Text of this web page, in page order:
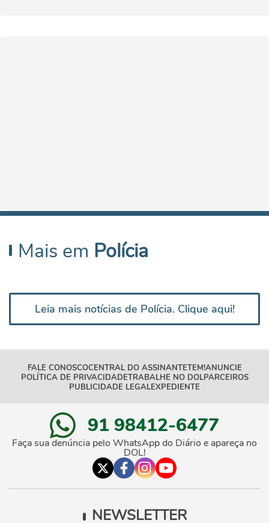
Mais em Polícia
Leia mais notícias de Polícia. Clique aqui!
FALE CONOSCOCENTRAL DO ASSINANTETEM!ANUNCIE
POLÍTICA DE PRIVACIDADETRABALHE NO DOLPARCEIROS
PUBLICIDADE LEGALEXPEDIENTE
91 98412-6477
Faça sua denúncia pelo WhatsApp do Diário e apareça no
DOL!
NEWSLETTER